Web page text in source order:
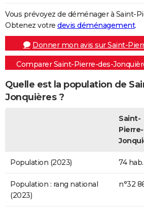
Vous prévoyez de déménager à Saint-
Obtenez votre devis déménagement.
Donner mon avis sur Saint-
Comparer Saint-Pierre-des-
Quelle est la population de
Jonquières ?
Saint-
Population (2023) 74 hab.
Population : rang national
(2023)
n°32